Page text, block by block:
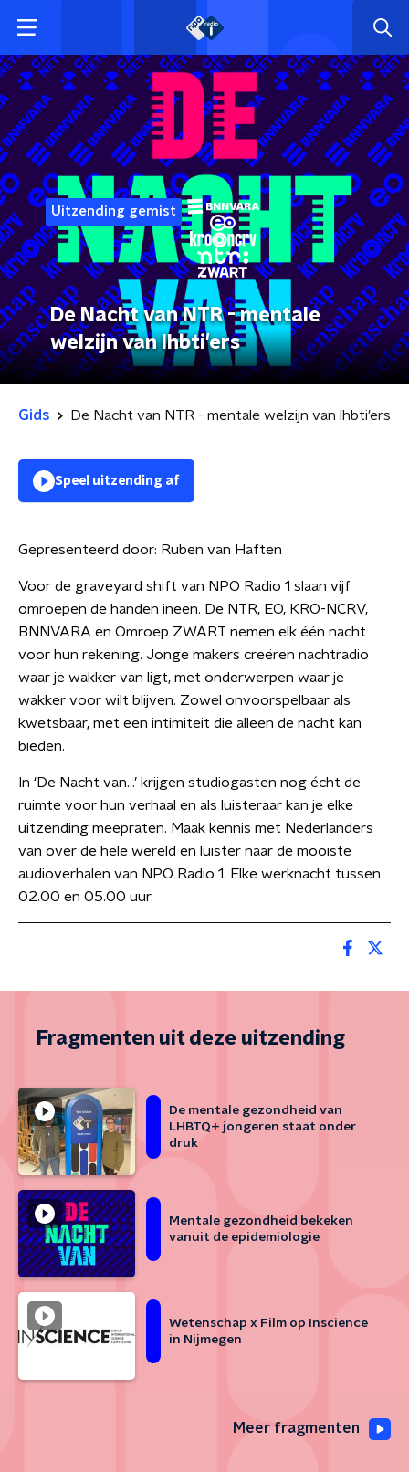
Uitzending gemist
De Nacht van NTR - mentale
welzijn van lhbti'ers
Gids De Nacht van NTR - mentale welzijn van lhbti'ers
Speel uitzending af
Gepresenteerd door: Ruben van Haften
Voor de graveyard shift van NPO Radio 1 slaan vijf
omroepen de handen ineen. De NTR, EO, KRO-NCRV,
BNNVARA en Omroep ZWART nemen elk één nacht
voor hun rekening. Jonge makers creëren nachtradio
waar je wakker van ligt, met onderwerpen waar je
wakker voor wilt blijven. Zowel onvoorspelbaar als
kwetsbaar, met een intimiteit die alleen de nacht kan
bieden.
In ‘De Nacht van…’ krijgen studiogasten nog écht de
ruimte voor hun verhaal en als luisteraar kan je elke
uitzending meepraten. Maak kennis met Nederlanders
van over de hele wereld en luister naar de mooiste
audioverhalen van NPO Radio 1. Elke werknacht tussen
02.00 en 05.00 uur.
Fragmenten uit deze uitzending
De mentale gezondheid van
LHBTQ+ jongeren staat onder
druk
Mentale gezondheid bekeken
vanuit de epidemiologie
Wetenschap x Film op Inscience
in Nijmegen
Meer fragmenten